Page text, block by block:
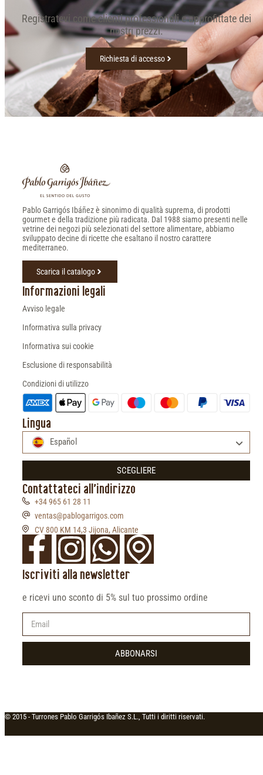
Registratevi come clienti professionali e approfittate dei
nostri prezzi.
Richiesta di accesso
Pablo Garrigós Ibáñez è sinonimo di qualità suprema, di prodotti
gourmet e della tradizione più radicata. Dal 1988 siamo presenti nelle
vetrine dei negozi più selezionati del settore alimentare, abbiamo
sviluppato decine di ricette che esaltano il nostro carattere
mediterraneo.
Scarica il catalogo
Informazioni legali
Avviso legale
Informativa sulla privacy
Informativa sui cookie
Esclusione di responsabilità
Condizioni di utilizzo
Lingua
Español
SCEGLIERE
Contattateci all'indirizzo
+34 965 61 28 11
ventas@pablogarrigos.com
CV 800 KM 14,3 Jijona, Alicante
Iscriviti alla newsletter
e ricevi uno sconto di 5% sul tuo prossimo ordine
ABBONARSI
© 2015 - Turrones Pablo Garrigós Ibañez S.L., Tutti i diritti riservati.